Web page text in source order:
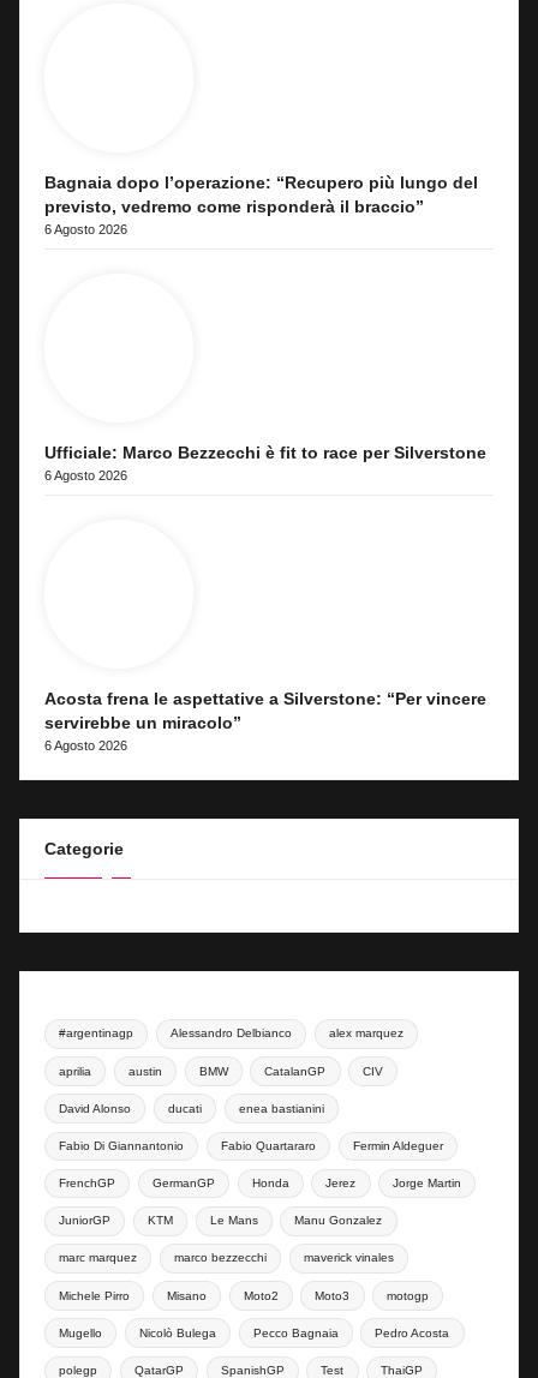
Bagnaia dopo l’operazione: “Recupero più lungo del
previsto, vedremo come risponderà il braccio”
6 Agosto 2026
Ufficiale: Marco Bezzecchi è fit to race per Silverstone
6 Agosto 2026
Acosta frena le aspettative a Silverstone: “Per vincere
servirebbe un miracolo”
6 Agosto 2026
Categorie
#argentinagp Alessandro Delbianco alex marquez
aprilia austin BMW CatalanGP CIV
David Alonso ducati enea bastianini
Fabio Di Giannantonio Fabio Quartararo Fermin Aldeguer
FrenchGP GermanGP Honda Jerez Jorge Martin
JuniorGP KTM Le Mans Manu Gonzalez
marc marquez marco bezzecchi maverick vinales
Michele Pirro Misano Moto2 Moto3 motogp
Mugello Nicolò Bulega Pecco Bagnaia Pedro Acosta
polegp QatarGP SpanishGP Test ThaiGP